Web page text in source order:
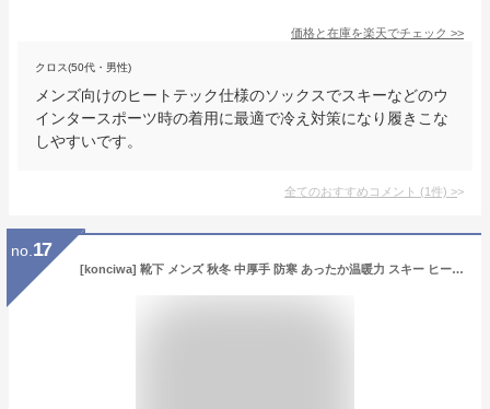
価格と在庫を楽天でチェック >>
クロス(50代・男性)
メンズ向けのヒートテック仕様のソックスでスキーなどのウ
インタースポーツ時の着用に最適で冷え対策になり履きこな
しやすいです。
全てのおすすめコメント (1件) >
no. 17
[konciwa] 靴下 メンズ 秋冬 中厚手 防寒 あったか温暖力 スキー ヒートテック 足底クッション編み くつした 綿 吸汗 防臭 抗菌 靴下 アウトドア 5足セット24-28cm